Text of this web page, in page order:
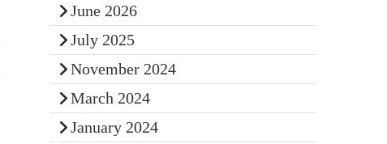
June 2026
July 2025
November 2024
March 2024
January 2024